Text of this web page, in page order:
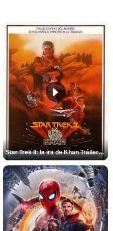
Star Trek II: la ira de Khan Tráiler VO